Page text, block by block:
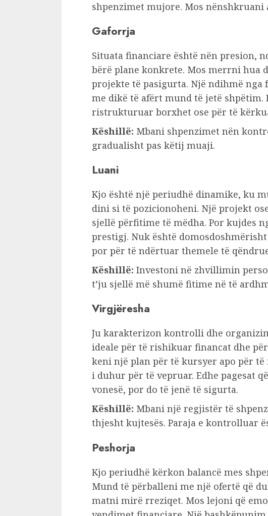
shpenzimet mujore. Mos nënshkruani
Gaforrja
Situata financiare është nën presion,
bërë plane konkrete. Mos merrni hua
projekte të pasigurta. Një ndihmë nga
me dikë të afërt mund të jetë shpëtim.
ristrukturuar borxhet ose për të
Këshillë: Mbani shpenzimet nën
gradualisht pas këtij muaji.
Luani
Kjo është një periudhë dinamike, ku
dini si të pozicionoheni. Një projekt
sjellë përfitime të mëdha. Por kujdes
prestigj. Nuk është
por për të ndërtuar themele të
Këshillë: Investoni në zhvillimin
t’ju sjellë më shumë fitime në të
Virgjëresha
Ju karakterizon kontrolli dhe
ideale për të rishikuar financat dhe
keni një plan për të kursyer apo për
i duhur për të vepruar. Edhe pagesat
vonesë, por do të jenë të sigurta.
Këshillë: Mbani një regjistër të
thjesht kujtesës. Paraja e kontrolluar
Peshorja
Kjo periudhë kërkon balancë mes
Mund të përballeni me një ofertë që
matni mirë rreziqet. Mos lejoni që